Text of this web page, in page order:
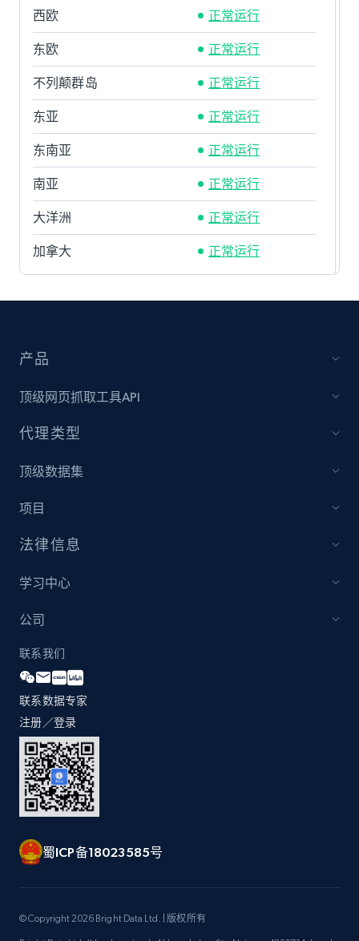
西欧 正常运行
东欧 正常运行
不列颠群岛 正常运行
东亚 正常运行
东南亚 正常运行
南亚 正常运行
大洋洲 正常运行
加拿大 正常运行
产品
顶级网页抓取工具API
代理类型
顶级数据集
项目
法律信息
学习中心
公司
联系我们
联系数据专家
注册／登录
蜀ICP备18023585号
© Copyright 2026 Bright Data Ltd. | 版权所有